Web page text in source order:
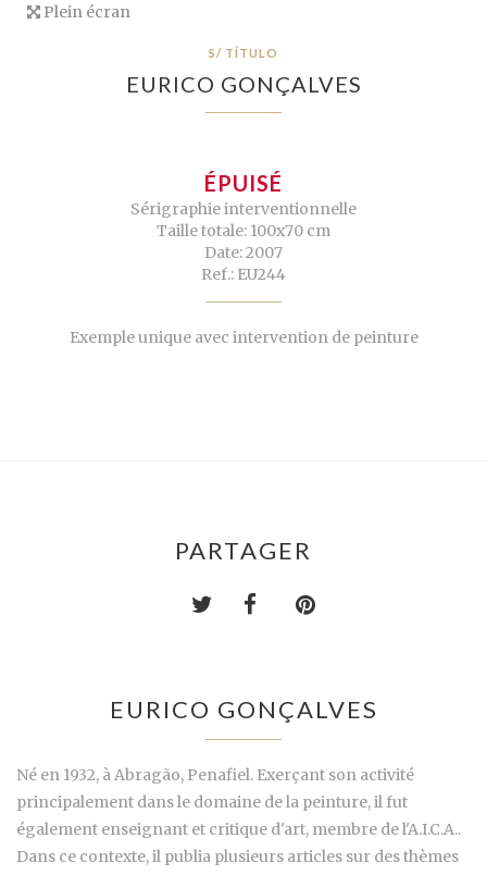
Plein écran
S/ TÍTULO
EURICO GONÇALVES
ÉPUISÉ
Sérigraphie interventionnelle
Taille totale: 100x70 cm
Date: 2007
Ref.: EU244
Exemple unique avec intervention de peinture
PARTAGER
EURICO GONÇALVES
Né en 1932, à Abragão, Penafiel. Exerçant son activité
principalement dans le domaine de la peinture, il fut
également enseignant et critique d'art, membre de l'A.I.C.A..
Dans ce contexte, il publia plusieurs articles sur des thèmes